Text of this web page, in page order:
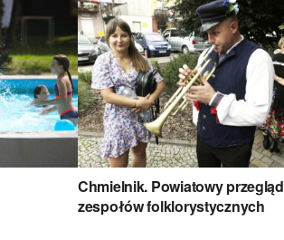
Chmielnik. Powiatowy przegląd
zespołów folklorystycznych